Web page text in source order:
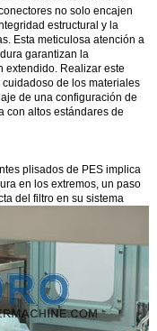
no solo encajen
estructural y la
Esta meticulosa atención a
garantizan la
extendido. Realizar este
de los materiales
de una configuración de
con altos estándares de
plisados de PES implica
en los extremos, un paso
del filtro en su sistema